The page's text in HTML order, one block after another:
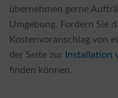
übernehmen gerne
Umgebung. Fordern Sie
Kostenvoranschlag von
der Seite zur Installation
finden können.